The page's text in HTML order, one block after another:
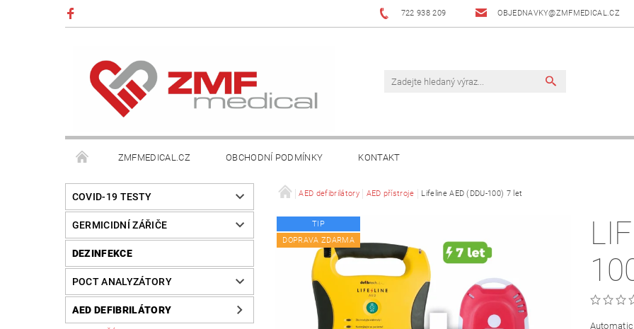
722 938 209 OBJEDNAVKY@ZMFMEDICAL.CZ
ZMFMEDICAL.CZ OBCHODNÍ PODMÍNKY KONTAKT
COVID-19 TESTY
GERMICIDNÍ ZÁŘIČE
DEZINFEKCE
POCT ANALYZÁTORY
AED DEFIBRILÁTORY
AED defibrilátory AED přístroje Lifeline AED (DDU-100) 7 let
TIP
DOPRAVA ZDARMA